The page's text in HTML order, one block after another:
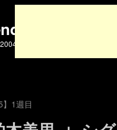
-
1週目